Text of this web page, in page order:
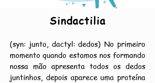
Sindactilia
(syn: junto, dactyl: dedos) No primeiro
momento quando estamos nos formando
nossa mão apresenta todos os dedos
juntinhos, depois aparece uma proteína